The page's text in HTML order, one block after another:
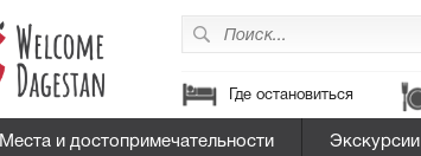
Где остановиться
Места и достопримечательности Экскурсии